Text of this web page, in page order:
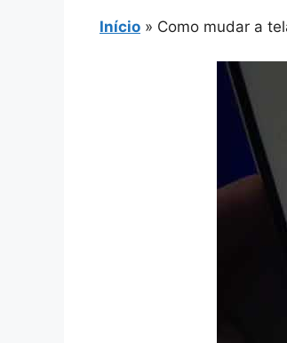
Início » Como mudar a